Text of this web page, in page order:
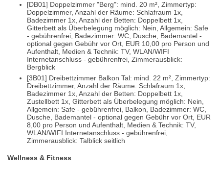
[DB01] Doppelzimmer "Berg": mind. 20 m², Zimmertyp:
Doppelzimmer, Anzahl der Räume: Schlafraum 1x,
Badezimmer 1x, Anzahl der Betten: Doppelbett 1x,
Gitterbett als Überbelegung möglich: Nein, Allgemein: Safe
- gebührenfrei, Badezimmer: WC, Dusche, Bademantel -
optional gegen Gebühr vor Ort, EUR 10,00 pro Person und
Aufenthalt, Medien & Technik: TV, WLAN/WIFI
Internetanschluss - gebührenfrei, Zimmerausblick:
Bergblick
[3B01] Dreibettzimmer Balkon Tal: mind. 22 m², Zimmertyp:
Dreibettzimmer, Anzahl der Räume: Schlafraum 1x,
Badezimmer 1x, Anzahl der Betten: Doppelbett 1x,
Zustellbett 1x, Gitterbett als Überbelegung möglich: Nein,
Allgemein: Safe - gebührenfrei, Balkon, Badezimmer: WC,
Dusche, Bademantel - optional gegen Gebühr vor Ort, EUR
8,00 pro Person und Aufenthalt, Medien & Technik: TV,
WLAN/WIFI Internetanschluss - gebührenfrei,
Zimmerausblick: Talblick seitlich
Wellness & Fitness